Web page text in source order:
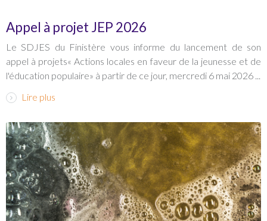
Appel à projet JEP 2026
Le SDJES du Finistère vous informe du lancement de son
appel à projets« Actions locales en faveur de la jeunesse et de
l'éducation populaire» à partir de ce jour, mercredi 6 mai 2026 ...
Lire plus